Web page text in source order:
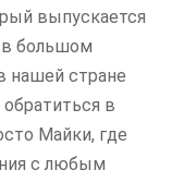
выпускается
большом
нашей стране
в
Майки, где
с любым